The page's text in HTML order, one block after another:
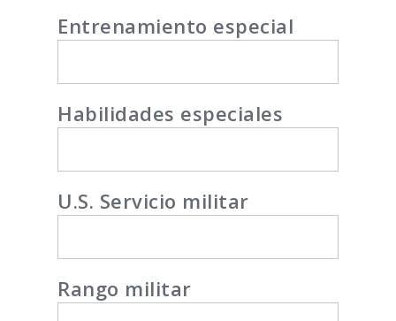
Entrenamiento especial
Habilidades especiales
U.S. Servicio militar
Rango militar